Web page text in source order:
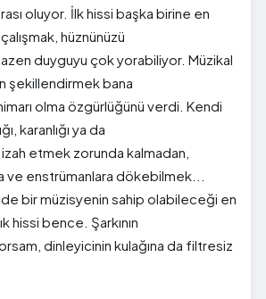
oluyor. İlk hissi başka birine en
hüznünüzü
duyguyu çok yorabiliyor. Müzikal
şekillendirmek bana
olma özgürlüğünü verdi. Kendi
karanlığı ya da
etmek zorunda kalmadan,
ve enstrümanlara dökebilmek...
bir müzisyenin sahip olabileceği en
hissi bence. Şarkının
dinleyicinin kulağına da filtresiz